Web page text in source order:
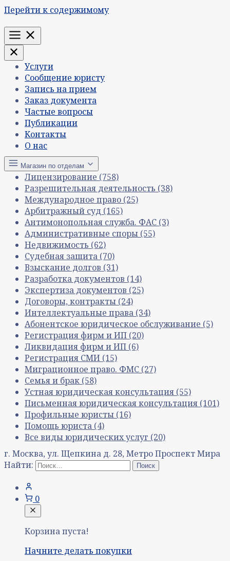
Перейти к содержимому
Меню
Услуги
Сообщение юристу
Запись на прием
Заказ документа
Частые вопросы
Публикации
Контакты
О нас
Магазин по отделам
Лицензирование (758)
Разрешительная деятельность (38)
Международное право (25)
Арбитражный суд (165)
Антимонопольная служба. ФАС (3)
Административные споры (55)
Недвижимость (62)
Судебная защита (70)
Взыскание долгов (31)
Разработка документов (14)
Экспертиза документов (25)
Договоры, контракты (24)
Интеллектуальные права (34)
Абонентское юридическое обслуживание (5)
Регистрация фирм и ИП (20)
Ликвидация фирм и ИП (6)
Регистрация СМИ (15)
Миграционное право. ФМС (27)
Семья и брак (58)
Устная юридическая консультация (55)
Письменная юридическая консультация (101)
Профильные юристы (16)
Помощь юриста (4)
Все виды юридических услуг (20)
г. Москва, ул. Щепкина д. 28, Метро Проспект Мира
Найти:
0
Корзина пуста!
Начните делать покупки